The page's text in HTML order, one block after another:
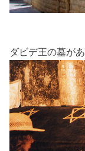
ダビデ王の墓が